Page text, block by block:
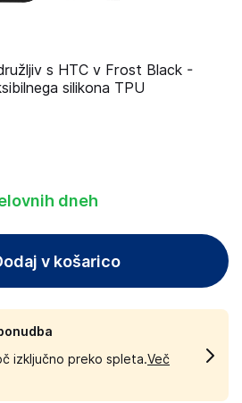
s HTC v Frost Black -
silikona TPU
dneh
v košarico
izključno preko spleta.Več